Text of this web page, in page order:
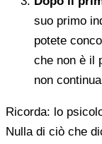
suo primo
potete
che non è il
non
Ricorda: lo
Nulla di ciò che